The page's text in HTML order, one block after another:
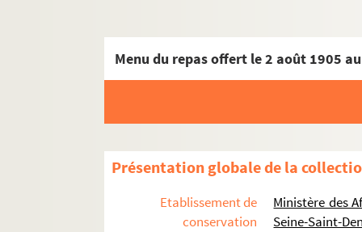
Présentation globale de la
Etablissement de
conservation
Ministère des
Seine-Saint-